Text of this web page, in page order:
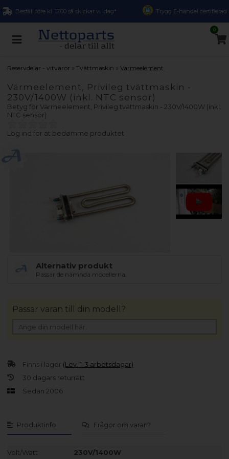
Beställ före kl. 17.00 så skickar vi idag* Trygg E-handel certifierad
0
Reservdelar - vitvaror »Tvättmaskin »Värmeelement
Värmeelement, Privileg tvättmaskin -
230V/1400W (inkl. NTC sensor)
Betyg förVärmeelement, Privileg tvättmaskin - 230V/1400W (inkl.
NTC sensor)
Log ind for at bedømme produktet
Alternativ produkt
Passar de nämnda modellerna.
Produktinfo Frågor om varan?
Volt/Watt 230V/1400W
Finns i lager (Lev. 1-3 arbetsdagar)
30 dagars returrätt
Sedan 2006
Passar varan till din modell?